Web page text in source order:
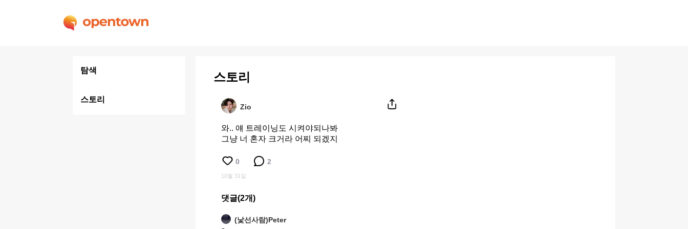
탐색
스토리
스토리
Zio
와.. 얘 트레이닝도 시켜야되나봐
그냥 너 혼자 크거라 어찌 되겠지
0 2
10월 31일
댓글(2개)
(낯선사람)Peter